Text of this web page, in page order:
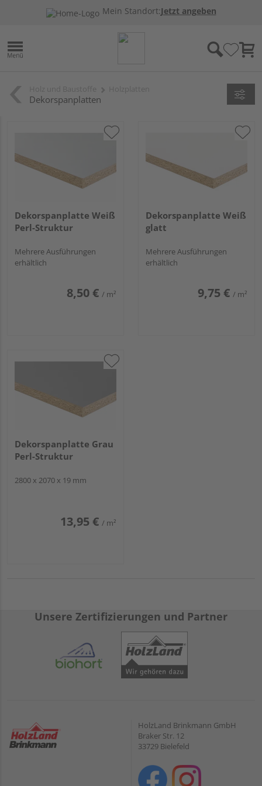
Mein Standort:Jetzt angeben
Dekorspanplatten
Dekorspanplatte Weiß
Perl-Struktur
Mehrere Ausführungen
erhältlich
8,50 € / m²
Dekorspanplatte Weiß
glatt
Mehrere Ausführungen
erhältlich
9,75 € / m²
Dekorspanplatte Grau
Perl-Struktur
2800 x 2070 x 19 mm
13,95 € / m²
Unsere Zertifizierungen und Partner
HolzLand Brinkmann GmbH
Braker Str. 12
33729 Bielefeld